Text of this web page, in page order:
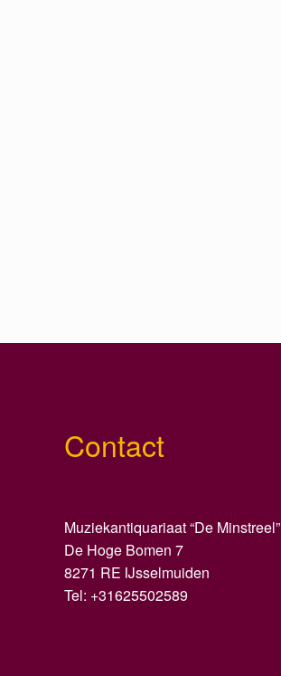
Contact
Muziekantiquariaat “De Minstreel”
De Hoge Bomen 7
8271 RE IJsselmuiden
Tel: +31625502589